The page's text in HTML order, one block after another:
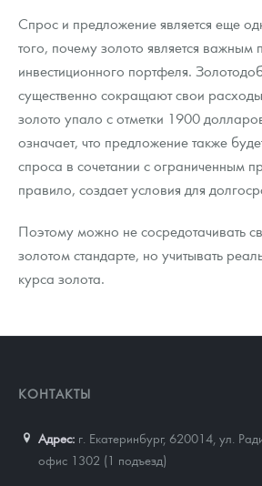
Спрос и предложение является еще
того, почему золото является важным
инвестиционного портфеля.
существенно сокращают свои
золото упало с отметки 1900
означает, что предложение также
спроса в сочетании с ограниченным
правило, создает условия для
Поэтому можно не сосредотачивать
золотом стандарте, но учитывать
курса золота.
КОНТАКТЫ
Адрес: г. Екатеринбург, 620014 ул.
офис 1302 (1 подъезд)